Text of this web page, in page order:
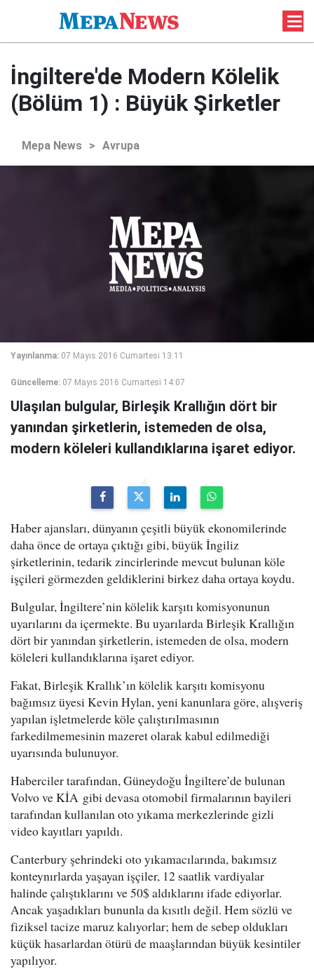
İngiltere'de Modern Kölelik
(Bölüm 1) : Büyük Şirketler
Mepa News > Avrupa
Yayınlanma: 07 Mayıs 2016 Cumartesi 13:11
Güncelleme: 07 Mayıs 2016 Cumartesi 14:07
Ulaşılan bulgular, Birleşik Krallığın dört bir
yanından şirketlerin, istemeden de olsa,
modern köleleri kullandıklarına işaret ediyor.
Haber ajansları, dünyanın çeşitli büyük ekonomilerinde
daha önce de ortaya çıktığı gibi, büyük İngiliz
şirketlerinin, tedarik zincirlerinde mevcut bulunan köle
işçileri görmezden geldiklerini birkez daha ortaya koydu.
Bulgular, İngiltere’nin kölelik karşıtı komisyonunun
uyarılarını da içermekte. Bu uyarılarda Birleşik Krallığın
dört bir yanından şirketlerin, istemeden de olsa, modern
köleleri kullandıklarına işaret ediyor.
Fakat, Birleşik Krallık’ın kölelik karşıtı komisyonu
bağımsız üyesi Kevin Hylan, yeni kanunlara göre, alışveriş
yapılan işletmelerde köle çalıştırılmasının
farkedilmemesinin mazeret olarak kabul edilmediği
uyarısında bulunuyor.
Haberciler tarafından, Güneydoğu İngiltere’de bulunan
Volvo ve KİA gibi devasa otomobil firmalarının bayileri
tarafından kullanılan oto yıkama merkezlerinde gizli
video kayıtları yapıldı.
Canterbury şehrindeki oto yıkamacılarında, bakımsız
konteynırlarda yaşayan işçiler, 12 saatlik vardiyalar
halinde çalıştıklarını ve 50$ aldıklarını ifade ediyorlar.
Ancak yaşadıkları bununla da kısıtlı değil. Hem sözlü ve
fiziksel tacize maruz kalıyorlar; hem de sebep oldukları
küçük hasarlardan ötürü de maaşlarından büyük kesintiler
yapılıyor.